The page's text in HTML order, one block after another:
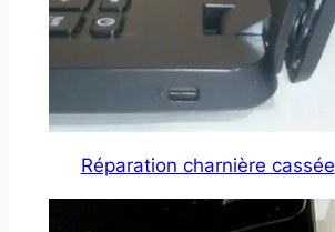
Réparation charnière cassée